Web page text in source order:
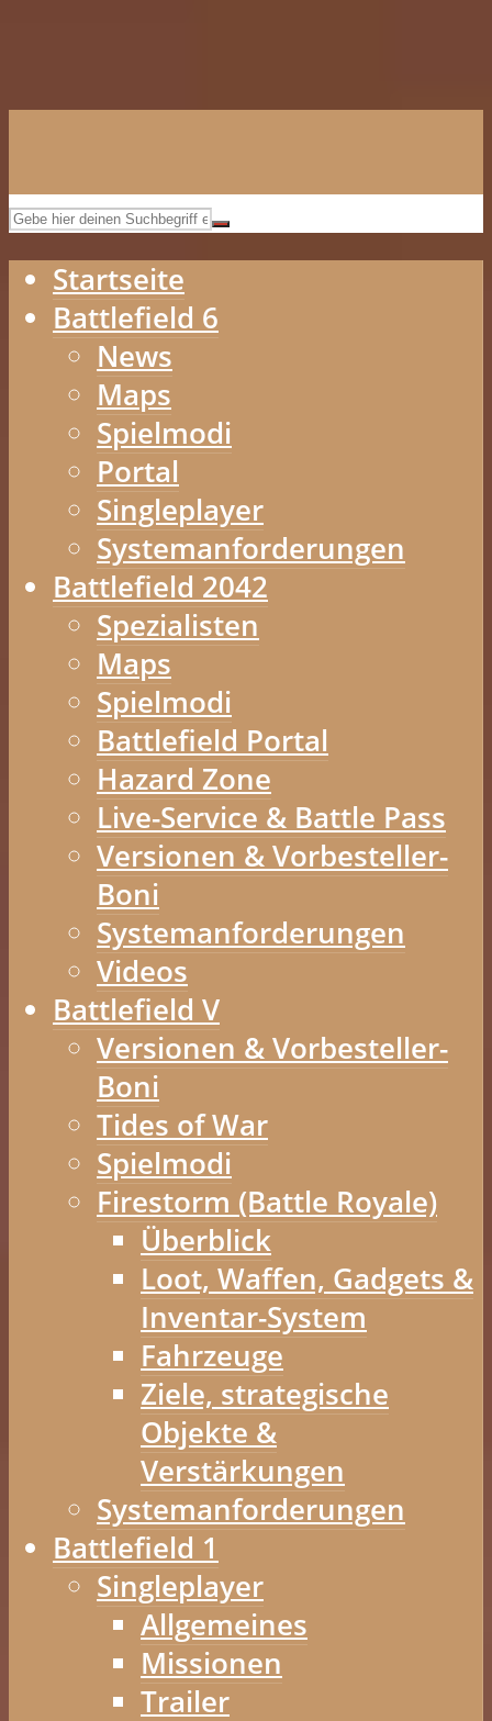
Startseite
Battlefield 6
News
Maps
Spielmodi
Portal
Singleplayer
Systemanforderungen
Battlefield 2042
Spezialisten
Maps
Spielmodi
Battlefield Portal
Hazard Zone
Live-Service & Battle Pass
Versionen & Vorbesteller-
Boni
Systemanforderungen
Videos
Battlefield V
Versionen & Vorbesteller-
Boni
Tides of War
Spielmodi
Firestorm (Battle Royale)
Überblick
Loot, Waffen, Gadgets &
Inventar-System
Fahrzeuge
Ziele, strategische
Objekte &
Verstärkungen
Systemanforderungen
Battlefield 1
Singleplayer
Allgemeines
Missionen
Trailer